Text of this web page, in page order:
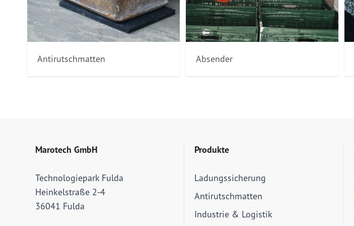
Antirutschmatten Absender
Marotech GmbH
Technologiepark Fulda
Heinkelstraße 2-4
36041 Fulda
Produkte
Ladungssicherung
Antirutschmatten
Industrie & Logistik